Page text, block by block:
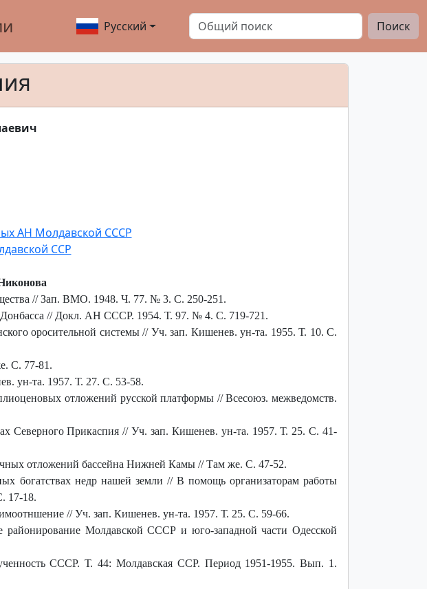
Русский Поиск
АН Молдавской СССР
ССР
// Зап. ВМО. 1948. Ч. 77. № 3. С. 250-251.
// Докл. АН СССР. 1954. Т. 97. № 4. С. 719-721.
оросительной системы // Уч. зап. Кишенев. ун-та. 1955. Т. 10. С.
С. 77-81.
ун-та. 1957. Т. 27. С. 53-58.
отложений русской платформы // Всесоюз. межведомств.
Северного Прикаспия // Уч. зап. Кишенев. ун-та. 1957. Т. 25. С. 41-
отложений бассейна Нижней Камы // Там же. С. 47-52.
богатствах недр нашей земли // В помощь организаторам работы
17-18.
// Уч. зап. Кишенев. ун-та. 1957. Т. 25. С. 59-66.
районирование Молдавской СССР и юго-западной части Одесской
СССР. Т. 44: Молдавская ССР. Период 1951-1955. Вып. 1.